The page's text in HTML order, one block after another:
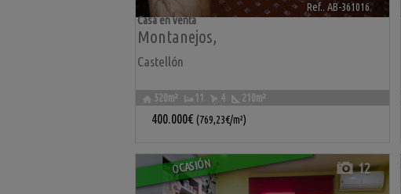
Ref.. AB-361016 🔗
Montanejos,
Castellón
Casa en venta
520m² 11 4 210m²
400.000€ (769,23€/m²)
OCASIÓN 12